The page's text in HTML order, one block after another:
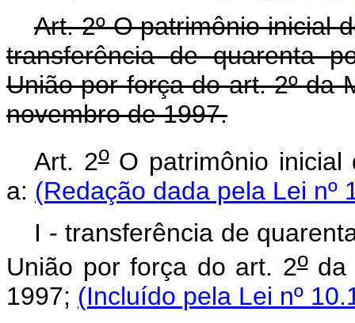
Art. 2º O patrimônio inicial
transferência de quarenta
União por força do art. 2º da
novembro de 1997.
Art. 2oO patrimônio inicial
a: (Redação dada pela Lei nº
I - transferência de
União por força do art. 2oda
1997; (Incluído pela Lei nº